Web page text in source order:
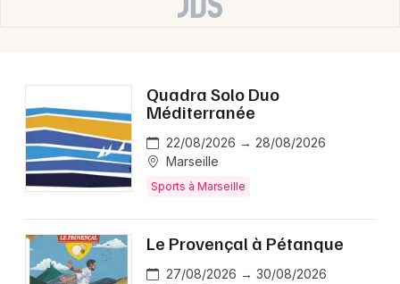
Quadra Solo Duo
Méditerranée
22/08/2026 → 28/08/2026
Marseille
Sports à Marseille
Le Provençal à Pétanque
27/08/2026 → 30/08/2026